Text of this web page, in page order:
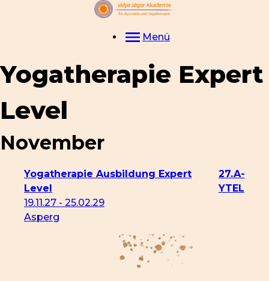
Menü
Yogatherapie Expert
Level
November
Yogatherapie Ausbildung Expert
Level
27.A-
YTEL
19.11.27 - 25.02.29
Asperg